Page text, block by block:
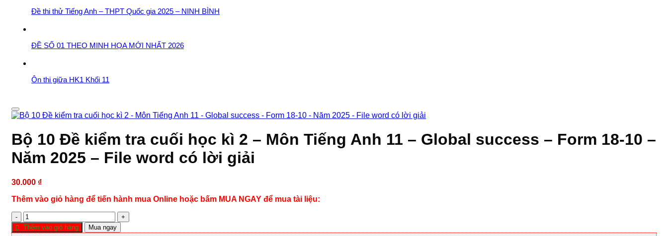
Đề thi thử Tiếng Anh – THPT Quốc gia 2025 – NINH BÌNH
ĐỀ SỐ 01 THEO MINH HỌA MỚI NHẤT 2026
Ôn thi giữa HK1 Khối 11
Bộ 10 Đề kiểm tra cuối học kì 2 – Môn Tiếng Anh 11 – Global success – Form 18-10 –
Năm 2025 – File word có lời giải
30.000 ₫
Thêm vào giỏ hàng để tiến hành mua Online hoặc bấm MUA NGAY để mua tài liệu:
Số
lượng
Thêm vào giỏ hàng Mua ngay